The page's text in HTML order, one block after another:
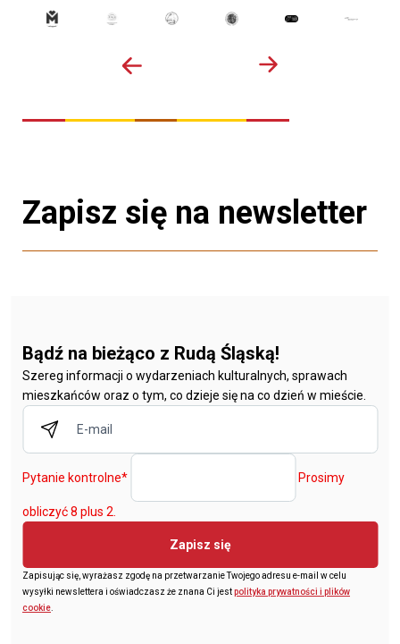
Zapisz się na newsletter
Bądź na bieżąco z Rudą Śląską!
Szereg informacji o wydarzeniach kulturalnych, sprawach
mieszkańców oraz o tym, co dzieje się na co dzień w mieście.
Pytanie kontrolne* Prosimy
obliczyć 8 plus 2.
Zapisz się
Zapisując się, wyrażasz zgodę na przetwarzanie Twojego adresu e-mail w celu
wysyłki newslettera i oświadczasz że znana Ci jestpolityka prywatności i plików
cookie